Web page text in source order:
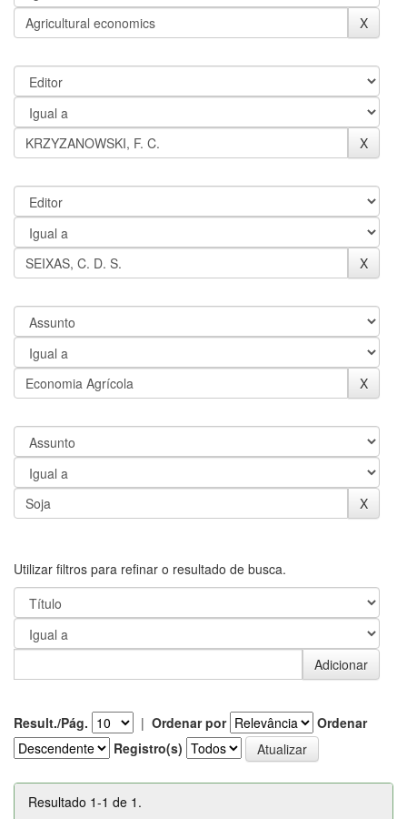
Utilizar filtros para refinar o resultado de busca.
Result./Pág. | Ordenar por
Ordenar
Registro(s)
Resultado 1-1 de 1.